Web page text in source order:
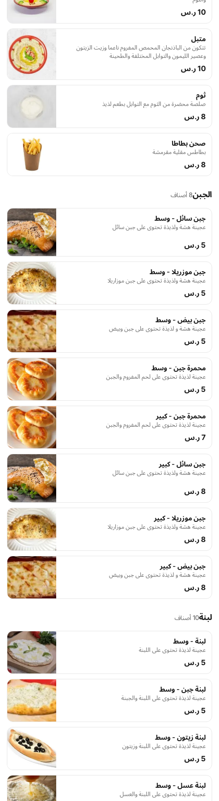
10 ر.س
متبل
تتكون من الباذنجان المحمص المفروم ناعما وزيت الزيتون
وعصير الليمون والتوابل المختلفة والطحينة
10 ر.س
ثوم
صلصة محضرة من الثوم مع التوابل بطعم لذيذ
8 ر.س
صحن بطاطا
بطاطس مقلية مقرمشة
8 ر.س
الجبن8 أصناف
جبن سائل - وسط
عجينة هشة ولذيذة تحتوي على جبن سائل
5 ر.س
جبن موزريلا - وسط
عجينة هشة ولذيذة تحتوي على جبن موزاريلا
5 ر.س
جبن بيض - وسط
عجينة هشة و لذيذة تحتوي على جبن وبيض
5 ر.س
محمرة جبن - وسط
عجينة لذيذة تحتوي على لحم المفروم والجبن
5 ر.س
محمرة جبن - كبير
عجينة لذيذة تحتوي على لحم المفروم والجبن
7 ر.س
جبن سائل - كبير
عجينة هشة ولذيذة تحتوي على جبن سائل
8 ر.س
جبن موزريلا - كبير
عجينة هشة ولذيذة تحتوي على جبن موزاريلا
8 ر.س
جبن بيض - كبير
عجينة هشة و لذيذة تحتوي على جبن وبيض
8 ر.س
لبنة10 أصناف
لبنة - وسط
عجينة لذيذة تحتوي على اللبنة
5 ر.س
لبنة جبن - وسط
عجينة لذيذة تحتوي على اللبنة والجبنة
5 ر.س
لبنة زيتون - وسط
عجينة لذيذة تحتوي على اللبنة وزيتون
5 ر.س
لبنة عسل - وسط
عجينة لذيذة تحتوي على اللبنة والعسل